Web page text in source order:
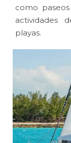
como
actividades
playas.